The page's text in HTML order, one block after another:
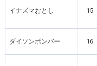
イナズマおとし 15
ダイソンボンバー 16